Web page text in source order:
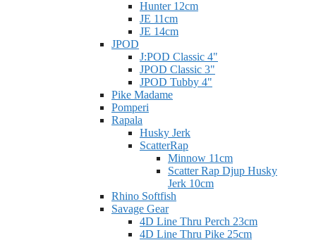
Hunter 12cm
JE 11cm
JE 14cm
JPOD
J:POD Classic 4"
JPOD Classic 3"
JPOD Tubby 4"
Pike Madame
Pomperi
Rapala
Husky Jerk
ScatterRap
Minnow 11cm
Scatter Rap Djup Husky
Jerk 10cm
Rhino Softfish
Savage Gear
4D Line Thru Perch 23cm
4D Line Thru Pike 25cm